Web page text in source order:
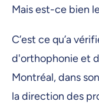
Mais est-ce bien
C’est ce qu’a
d'orthophonie et
Montréal, dans
la direction des